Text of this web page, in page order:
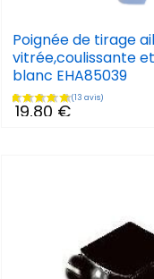
Poignée de tirage
vitrée,coulissante
blanc EHA85039
19,80 €